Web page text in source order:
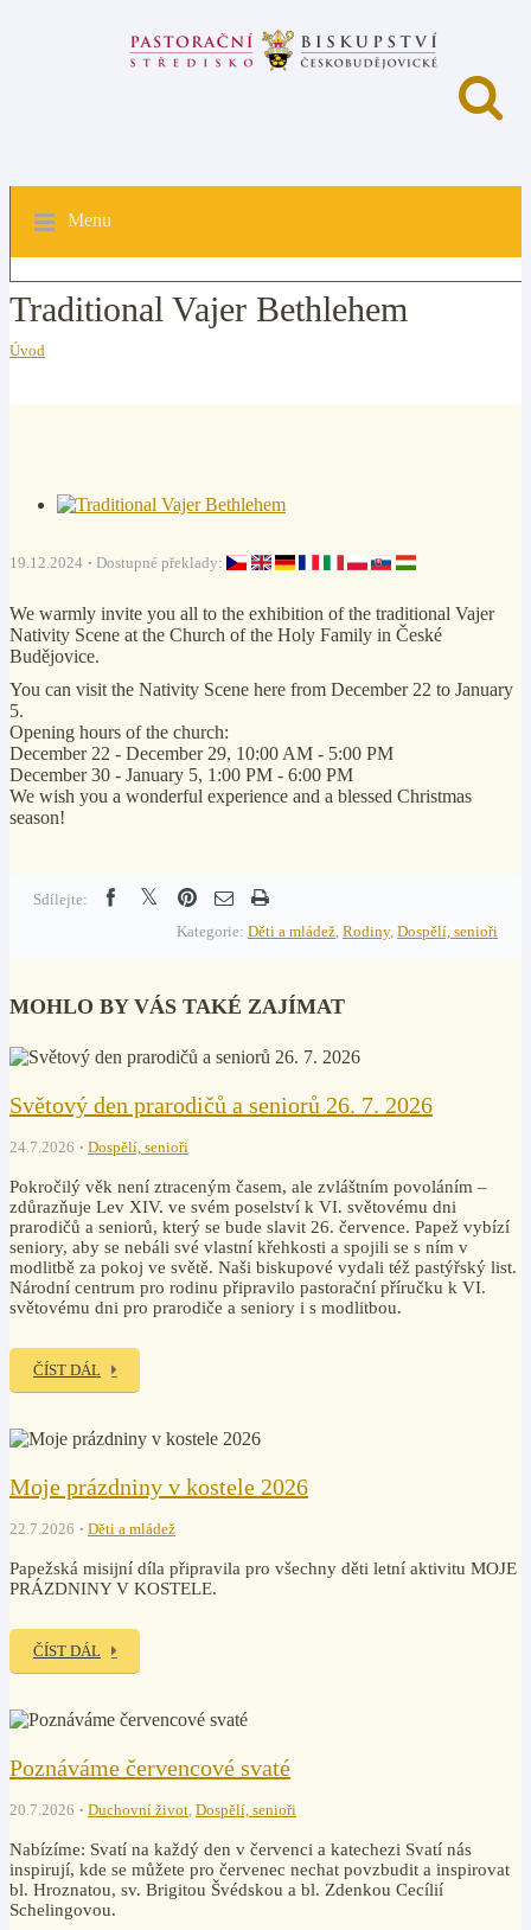
Menu
Traditional Vajer Bethlehem
Úvod
19.12.2024 Dostupné překlady:
We warmly invite you all to the exhibition of the traditional Vajer
Nativity Scene at the Church of the Holy Family in České
Budějovice.
You can visit the Nativity Scene here from December 22 to January
5.
Opening hours of the church:
December 22 - December 29, 10:00 AM - 5:00 PM
December 30 - January 5, 1:00 PM - 6:00 PM
We wish you a wonderful experience and a blessed Christmas
season!
Sdílejte:
Kategorie: Děti a mládež, Rodiny, Dospělí, senioři
MOHLO BY VÁS TAKÉ ZAJÍMAT
Světový den prarodičů a seniorů 26. 7. 2026
24.7.2026 Dospělí, senioři
Pokročilý věk není ztraceným časem, ale zvláštním povoláním –
zdůrazňuje Lev XIV. ve svém poselství k VI. světovému dni
prarodičů a seniorů, který se bude slavit 26. července. Papež vybízí
seniory, aby se nebáli své vlastní křehkosti a spojili se s ním v
modlitbě za pokoj ve světě. Naši biskupové vydali též pastýřský list.
Národní centrum pro rodinu připravilo pastorační příručku k VI.
světovému dni pro prarodiče a seniory i s modlitbou.
ČÍST DÁL
Moje prázdniny v kostele 2026
22.7.2026 Děti a mládež
Papežská misijní díla připravila pro všechny děti letní aktivitu MOJE
PRÁZDNINY V KOSTELE.
ČÍST DÁL
Poznáváme červencové svaté
20.7.2026 Duchovní život, Dospělí, senioři
Nabízíme: Svatí na každý den v červenci a katechezi Svatí nás
inspirují, kde se můžete pro červenec nechat povzbudit a inspirovat
bl. Hroznatou, sv. Brigitou Švédskou a bl. Zdenkou Cecílií
Schelingovou.